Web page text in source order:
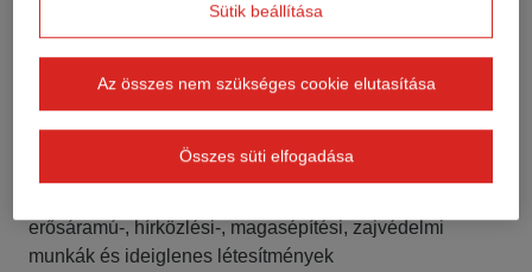
A Rákos–Gödöllő vasúti szakasz
korszerűsítése új aluljárókkal,
műtárgyakkal, felüljárókkal, P+R
parkolókkal és akadálymentes megállókkal.
A Rákos (kiz.)–Gödöllő (kiz.) közötti szakaszon a vasúti
erősáramú-, hírközlési-, magasépítési, zajvédelmi
munkák és ideiglenes létesítmények
Sütik beállítása
Az összes nem szükséges cookie elutasítása
Összes süti elfogadása